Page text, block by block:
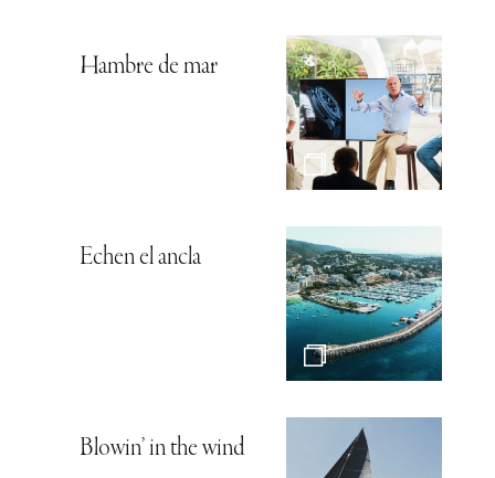
Hambre de mar
Echen el ancla
Blowin’ in the wind